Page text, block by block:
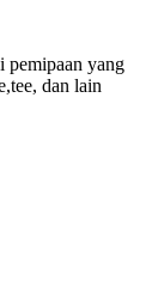
pemipaan yang
dan lain